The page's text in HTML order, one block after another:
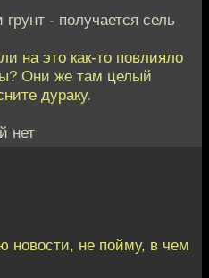
- получается сель
на это как-то повлияло
Они же там целый
дураку.
нет
новости, не пойму, в чем